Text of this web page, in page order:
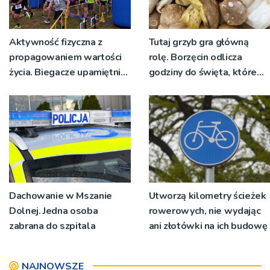
Aktywność fizyczna z
propagowaniem wartości
życia. Biegacze upamiętnili
Tutaj grzyb gra główną
rolę. Borzęcin odlicza
godziny do święta, które
pokoleń
Dachowanie w Mszanie
Dolnej. Jedna osoba
zabrana do szpitala
Utworzą kilometry ścieżek
rowerowych, nie wydając
ani złotówki na ich budowę
NAJNOWSZE